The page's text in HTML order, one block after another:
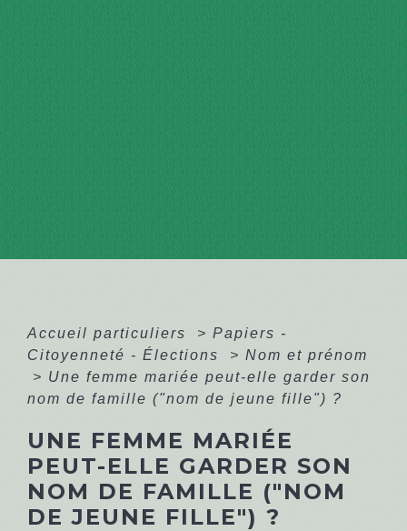
Accueil particuliers > Papiers -
Citoyenneté - Élections
> Nom et prénom
> Une femme mariée peut-elle garder son
nom de famille ("nom de jeune fille") ?
UNE FEMME MARIÉE
PEUT-ELLE GARDER SON
NOM DE FAMILLE ("NOM
DE JEUNE FILLE") ?